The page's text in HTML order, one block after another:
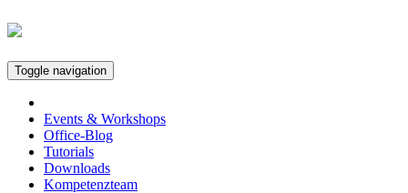
Toggle navigation
Events & Workshops
Office-Blog
Tutorials
Downloads
Kompetenzteam